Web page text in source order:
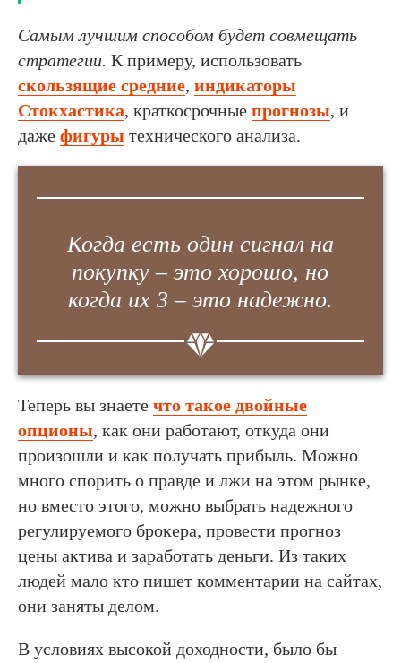
Самым лучшим способом будет совмещать
стратегии. К примеру, использовать
скользящие средние, индикаторы
Стокхастика, краткосрочные прогнозы, и
даже фигуры технического анализа.
Когда есть один сигнал на
покупку – это хорошо, но
когда их 3 – это надежно.
Теперь вы знаете что такое двойные
опционы, как они работают, откуда они
произошли и как получать прибыль. Можно
много спорить о правде и лжи на этом рынке,
но вместо этого, можно выбрать надежного
регулируемого брокера, провести прогноз
цены актива и заработать деньги. Из таких
людей мало кто пишет комментарии на сайтах,
они заняты делом.
В условиях высокой доходности, было бы